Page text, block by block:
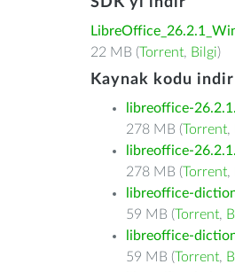
22 MB (Torrent, Bilgi)
Kaynak kodu indir
libreoffice-
278 MB (Torrent,
libreoffice-
278 MB (Torrent,
libreoffice-
59 MB (Torrent,
libreoffice-
59 MB (Torrent,